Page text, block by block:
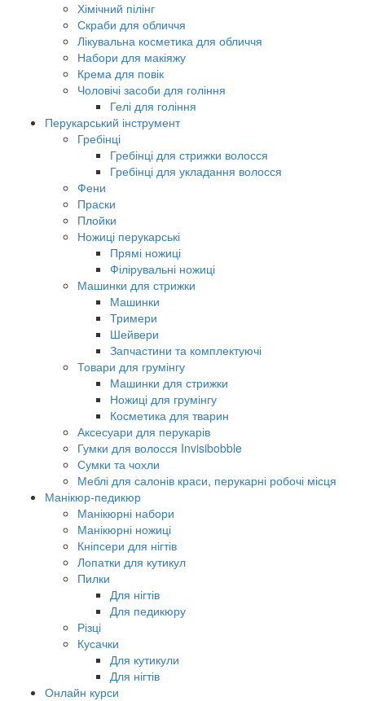
Хімічний пілінг
Скраби для обличчя
Лікувальна косметика для обличчя
Набори для макіяжу
Крема для повік
Чоловічі засоби для гоління
Гелі для гоління
Перукарський інструмент
Гребінці
Гребінці для стрижки волосся
Гребінці для укладання волосся
Фени
Праски
Плойки
Ножиці перукарські
Прямі ножиці
Філірувальні ножиці
Машинки для стрижки
Машинки
Тримери
Шейвери
Запчастини та комплектуючі
Товари для грумінгу
Машинки для стрижки
Ножиці для грумінгу
Косметика для тварин
Аксесуари для перукарів
Гумки для волосся Invisibobble
Сумки та чохли
Меблі для салонів краси, перукарні робочі місця
Манікюр-педикюр
Манікюрні набори
Манікюрні ножиці
Кніпсери для нігтів
Лопатки для кутикул
Пилки
Для нігтів
Для педикюру
Різці
Кусачки
Для кутикули
Для нігтів
Онлайн курси